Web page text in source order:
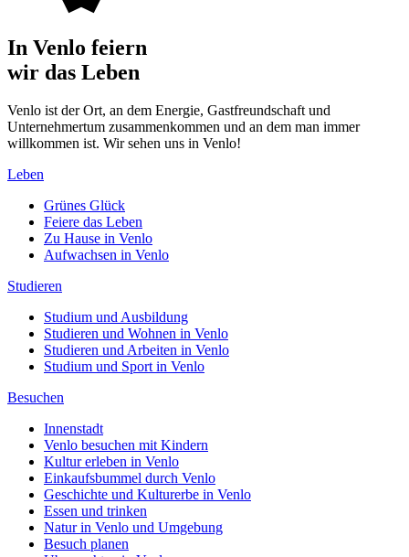
In Venlo feiern
wir das Leben
Venlo ist der Ort, an dem Energie, Gastfreundschaft und
Unternehmertum zusammenkommen und an dem man immer
willkommen ist. Wir sehen uns in Venlo!
Leben
Grünes Glück
Feiere das Leben
Zu Hause in Venlo
Aufwachsen in Venlo
Studieren
Studium und Ausbildung
Studieren und Wohnen in Venlo
Studieren und Arbeiten in Venlo
Studium und Sport in Venlo
Besuchen
Innenstadt
Venlo besuchen mit Kindern
Kultur erleben in Venlo
Einkaufsbummel durch Venlo
Geschichte und Kulturerbe in Venlo
Essen und trinken
Natur in Venlo und Umgebung
Besuch planen